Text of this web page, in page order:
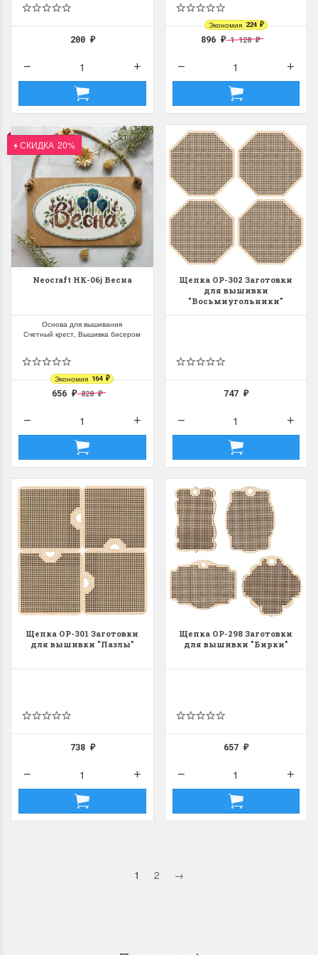
200 ₽
Экономия 224 ₽
896₽ 1 120₽
СКИДКА 20%
Neocraft НК-06j Весна
Основа для вышивания
Счетный крест, Вышивка бисером
Экономия 164₽
656 ₽ 820₽
Щепка ОР-302 Заготовки
для вышивки
"Восьмиугольники"
747₽
Щепка ОР-301 Заготовки
для вышивки "Пазлы"
738 ₽
Щепка ОР-298 Заготовки
для вышивки "Бирки"
657₽
1 2 →